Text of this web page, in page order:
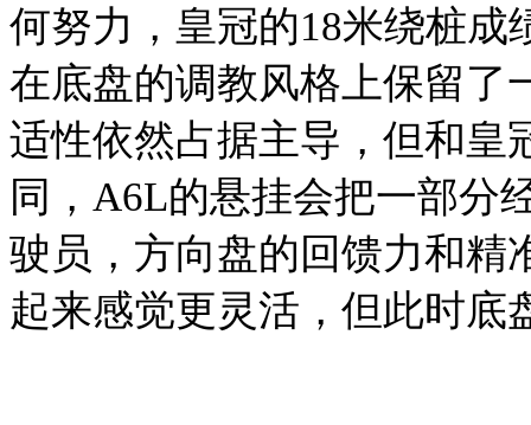
何努力，皇冠的18米绕桩成
在底盘的调教风格上保留了
适性依然占据主导，但和皇
同，A6L的悬挂会把一部分
驶员，方向盘的回馈力和精
起来感觉更灵活，但此时底